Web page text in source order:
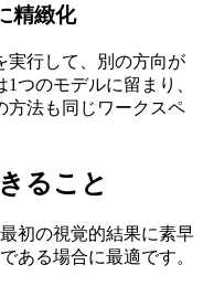
精緻化
実行して、別の方向が
つのモデルに留まり、
方法も同じワークスペ
ること
初の視覚的結果に素早
ある場合に最適です。